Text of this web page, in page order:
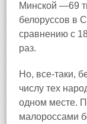
Минской —69
белоруссов в
сравнению с
раз.
Но, все-таки,
числу тех
одном месте.
малороссами